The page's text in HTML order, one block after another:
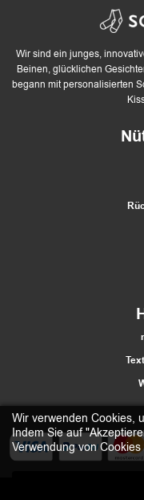
Wir sind ein junges,
Beinen, glücklichen
begann mit personalisierten
2021 Štumfi.si. Vse
Wir verwenden Cookies,
Indem Sie auf
Verwendung von Cookies